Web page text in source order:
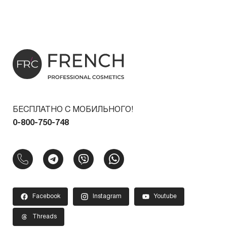
БЕСПЛАТНО С МОБИЛЬНОГО!
0-800-750-748
Facebook Instagram Youtube
Threads